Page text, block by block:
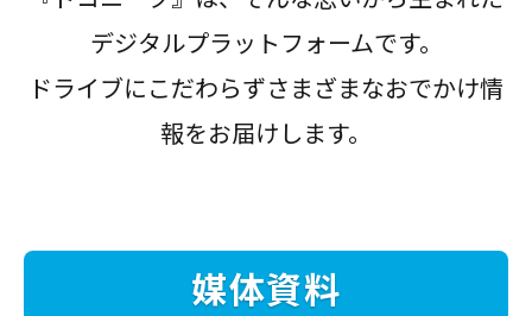
デジタルプラットフォームです。
ドライブにこだわらずさまざまなおでかけ情
報をお届けします。
媒体資料